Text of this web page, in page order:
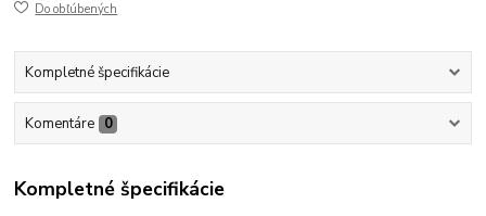
Do obľúbených
Kompletné špecifikácie
Komentáre 0
Kompletné špecifikácie